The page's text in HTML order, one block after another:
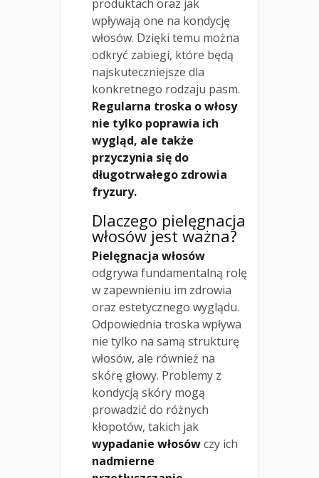
produktach oraz jak
wpływają one na kondycję
włosów. Dzięki temu można
odkryć zabiegi, które będą
najskuteczniejsze dla
konkretnego rodzaju pasm.
Regularna troska o włosy
nie tylko poprawia ich
wygląd, ale także
przyczynia się do
długotrwałego zdrowia
fryzury.
Dlaczego pielęgnacja
włosów jest ważna?
Pielęgnacja włosów
odgrywa fundamentalną rolę
w zapewnieniu im zdrowia
oraz estetycznego wyglądu.
Odpowiednia troska wpływa
nie tylko na samą strukturę
włosów, ale również na
skórę głowy. Problemy z
kondycją skóry mogą
prowadzić do różnych
kłopotów, takich jak
wypadanie włosówczy ich
nadmierne